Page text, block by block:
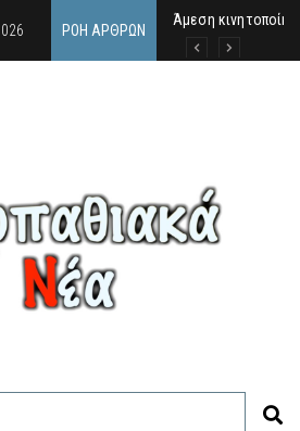
ΡΟΉ ΆΡΘΡΩΝ
Άμεση
Στο πανηγύρι του
ΣΥΝΑΥΛΙΑ ΜΑΡΙΟΥ